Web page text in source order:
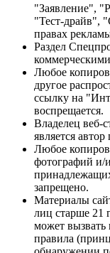
"Заявление",
"Тест-драйв",
правах
Раздел
Любое
другое
ссылку на
воспрещается.
Владелец веб-
является
Любое
фотографий и/
запрещено.
Материалы
лиц старше 21
может вызвать
правила